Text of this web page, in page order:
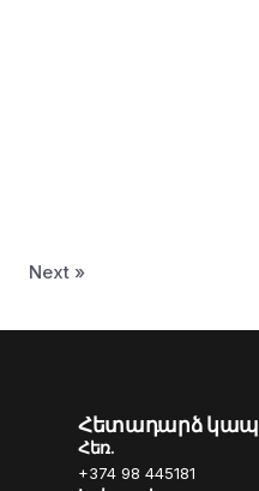
Next »
Հետադարձ կապ
Հեռ.
+374 98 445181